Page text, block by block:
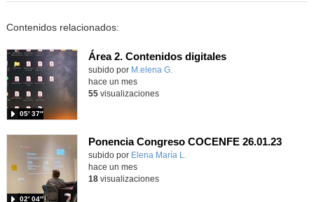
Contenidos relacionados:
Área 2. Contenidos digitales
Contenido educativo.
subido por M.elena G.
05′ 37″
hace un mes
55visualizaciones
Ponencia Congreso COCENFE 26.01.23
Contenido educativo.
subido por Elena María L.
02′ 04″
hace un mes
18visualizaciones